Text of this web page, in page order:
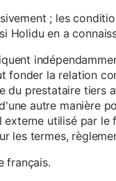
; les
Holidu en a
fonder la relation
du prestataire tiers
autre manière
utilisé par
les termes,
français.